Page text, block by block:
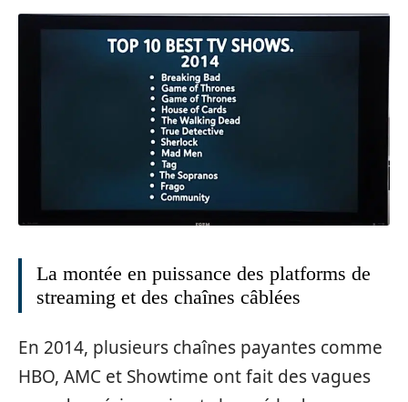
La montée en puissance des platforms de
streaming et des chaînes câblées
En 2014, plusieurs chaînes payantes comme
HBO, AMC et Showtime ont fait des vagues